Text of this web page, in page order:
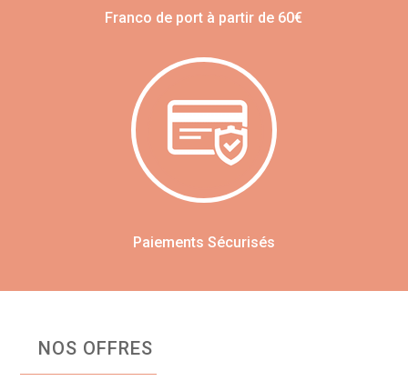
Franco de port à partir de 60€
Paiements Sécurisés
NOS OFFRES